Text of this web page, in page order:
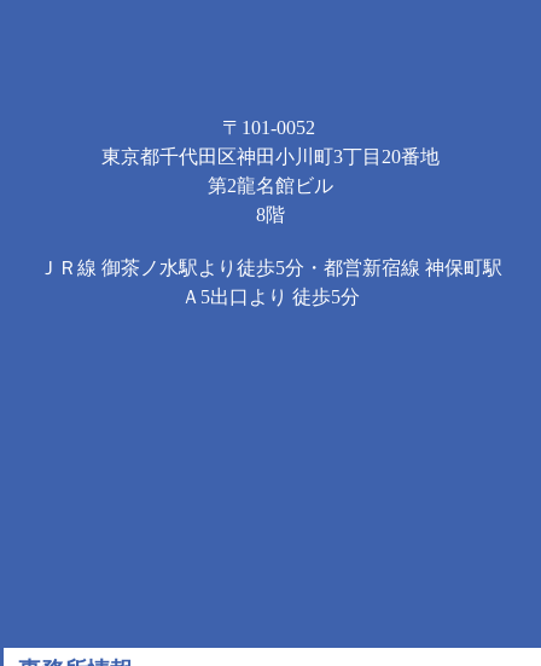
〒101-0052
東京都千代田区神田小川町3丁目20番地
第2龍名館ビル
8階
ＪＲ線 御茶ノ水駅より徒歩5分・都営新宿線 神保町駅
Ａ5出口より 徒歩5分